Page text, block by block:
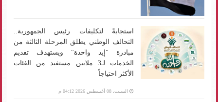
استجابةً لتكليفات رئيس الجمهورية..
التحالف الوطني يطلق المرحلة الثالثة من
مبادرة "إيد واحدة" ويستهدف تقديم
الخدمات لـ3 ملايين مستفيد من الفئات
الأكثر احتياجاً
السبت، 08 أغسطس 2026 04:12 م